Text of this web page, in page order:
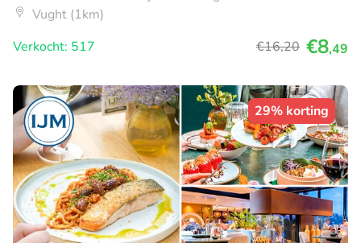
Vught (1km)
Verkocht: 517
€16,20 €8,49
29% korting